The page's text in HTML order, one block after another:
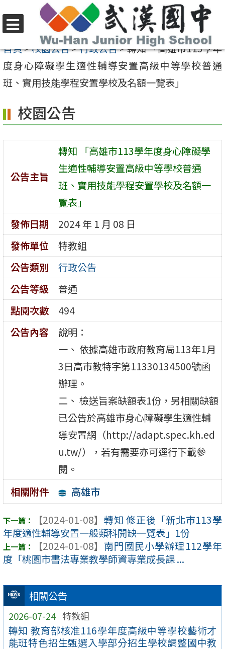
至
要
內
區
選
單
首頁>校園公告>行政公告>轉知 「高雄市113學年
度身心障礙學生適性輔導安置高級中等學校普通
班、實用技能學程安置學校及名額一覽表」
相關公告
2026-07-24 特教組
轉知 教育部核准116學年度高級中等學校藝術才
能班特色招生甄選入學部分招生學校調整國中教
校園公告
公告主旨
轉知 「高雄市113學年度身心障礙學
生適性輔導安置高級中等學校普通
班、實用技能學程安置學校及名額一
覽表」
發佈日期
2024 年 1 月 08 日
發佈單位
特教組
公告類別
行政公告
公告等級
普通
點閱次數
494
公告內容
說明：
一、 依據高雄市政府教育局113年1月
3日高市教特字第11330134500號函
辦理。
二、 檢送旨案缺額表1份，另相關缺額
已公告於高雄市身心障礙學生適性輔
導安置網（http://adapt.spec.kh.ed
u.tw/），若有需要亦可逕行下載參
閱。
相關附件
高雄市
【2024-01-08】 轉知 修正後「新北市113學
年度適性輔導安置一般類科開缺一覽表」1份
【2024-01-08】 南門國民小學辦理112學年
度「桃園市書法專業教學師資專業成長課 ...